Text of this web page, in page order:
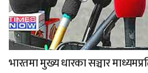
भारतमा मुख्य धारका सञ्चार